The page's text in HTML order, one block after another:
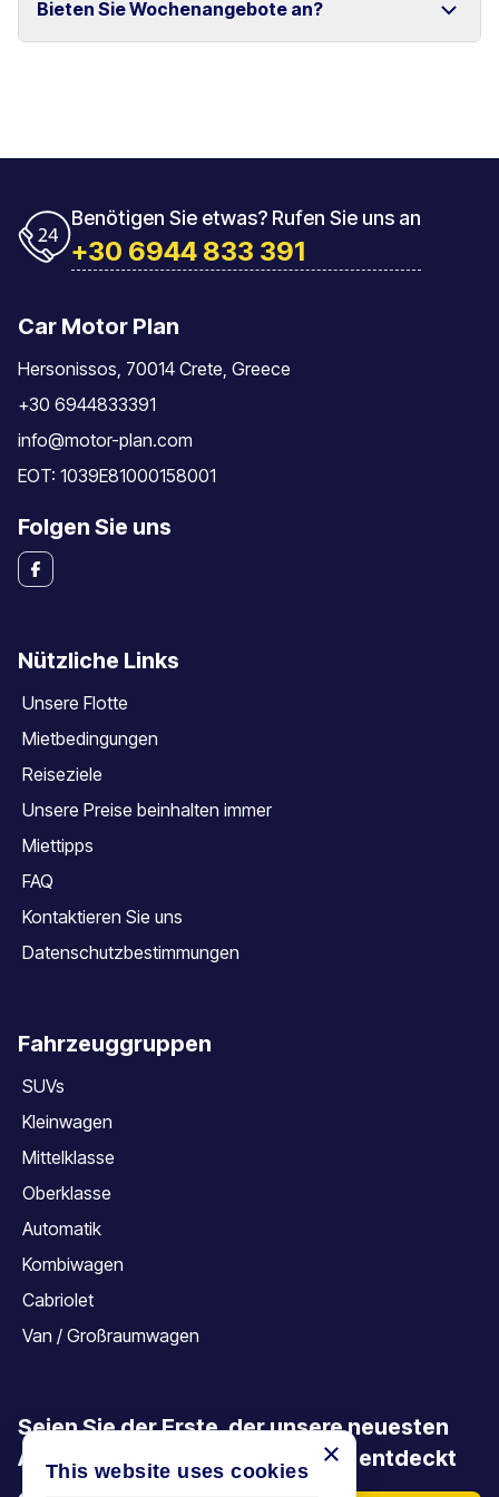
und Rethymno.
Das Fahrzeug muss mit der gleichen Tankfüllung
Bieten Sie Wochenangebote an?
Benötigen Sie etwas? Rufen Sie uns an
+30 6944 833 391
Car Motor Plan
Hersonissos, 70014 Crete, Greece
+30 6944833391
info@motor-plan.com
EOT: 1039E81000158001
Folgen Sie uns
Nützliche Links
Unsere Flotte
Mietbedingungen
Reiseziele
Unsere Preise beinhalten immer
Miettipps
FAQ
Kontaktieren Sie uns
Datenschutzbestimmungen
Fahrzeuggruppen
SUVs
Kleinwagen
Mittelklasse
Oberklasse
Automatik
Kombiwagen
Cabriolet
Van / Großraumwagen
Seien Sie der Erste, der unsere neuesten
Angebote, Aktionen und Artikel entdeckt
×
This website uses cookies